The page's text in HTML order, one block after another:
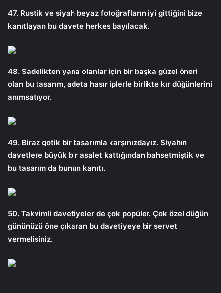
47. Rustik ve siyah beyaz fotoğrafların iyi gittiğini bize
kanıtlayan bu davete herkes bayılacak.
48. Sadelikten yana olanlar için bir başka güzel öneri
olan bu tasarım, adeta hasır iplerle birlikte kır düğünlerini
anımsatıyor.
49. Biraz gotik bir tasarımla karşınızdayız. Siyahın
davetlere büyük bir asalet kattığından bahsetmiştik ve
bu tasarım da bunun kanıtı.
50. Takvimli davetiyeler de çok popüler. Çok özel düğün
gününüzü öne çıkaran bu davetiyeye bir servet
vermelisiniz.